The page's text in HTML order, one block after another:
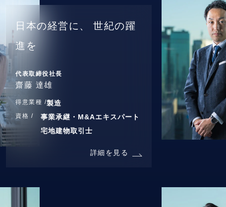
日本の経営に、
世紀の躍
進を
代表取締役社長
齋藤 達雄
得意業種 /製造
資格 /
事業承継・M&Aエキスパート
宅地建物取引士
詳細を見る